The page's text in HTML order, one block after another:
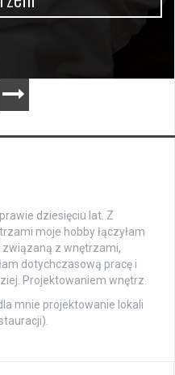
dziesięciu lat. Z
moje hobby łączyłam
związaną z wnętrzami,
dotychczasową pracę i
Projektowaniem wnętrz.
mnie projektowanie lokali